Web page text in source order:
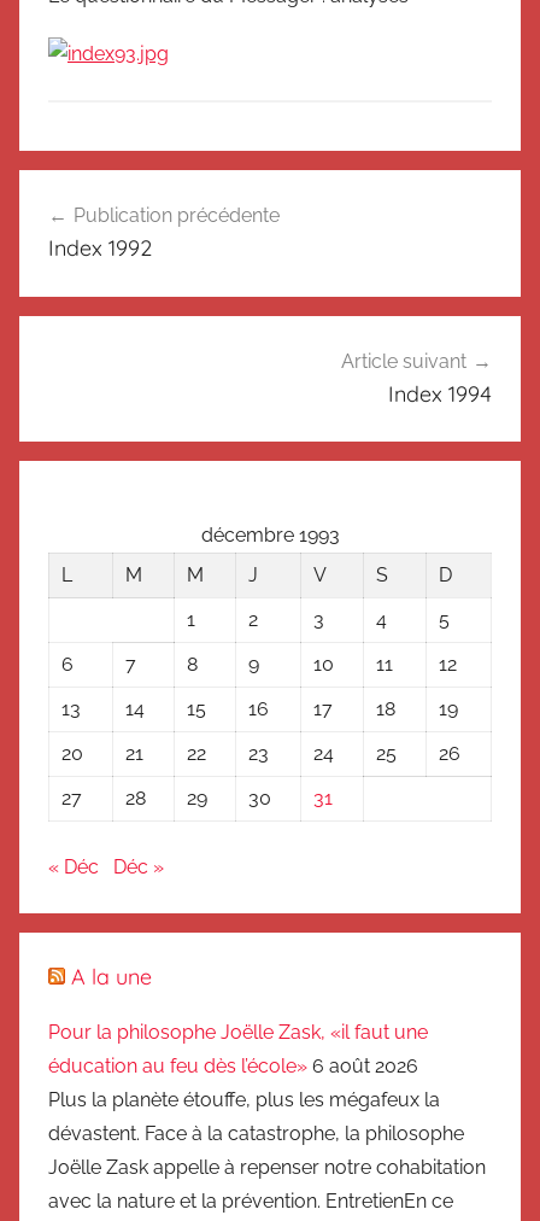
I
e
x
de
Publication précédente
Index 1992
Article suivant
Index 1994
décembre 1993
L
M M J V S
D
1
2 3 4
5
6
7 8 9 10 11
12
13
14 15 16 17 18
19
20
21 22 23 24 25
26
27
28 29 30 31
« Déc Déc »
A la une
Pour la philosophe Joëlle Zask, «il faut une
éducation au feu dès l’école» 6 août 2026
Plus la planète étouffe, plus les mégafeux la
dévastent. Face à la catastrophe, la philosophe
Joëlle Zask appelle à repenser notre cohabitation
avec la nature et la prévention. EntretienEn ce